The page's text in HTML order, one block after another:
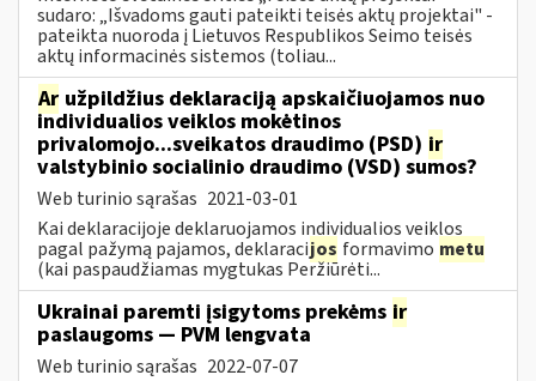
sudaro: „Išvadoms gauti pateikti teisės aktų projektai" -
pateikta nuoroda į Lietuvos Respublikos Seimo teisės
aktų informacinės sistemos (toliau...
Ar užpildžius deklaraciją apskaičiuojamos nuo
individualios veiklos mokėtinos
privalomojo...sveikatos draudimo (PSD) ir
valstybinio socialinio draudimo (VSD) sumos?
Web turinio sąrašas 2021-03-01
Kai deklaracijoje deklaruojamos individualios veiklos
pagal pažymą pajamos, deklaracijos formavimo metu
(kai paspaudžiamas mygtukas Peržiūrėti...
Ukrainai paremti įsigytoms prekėms ir
paslaugoms — PVM lengvata
Web turinio sąrašas 2022-07-07